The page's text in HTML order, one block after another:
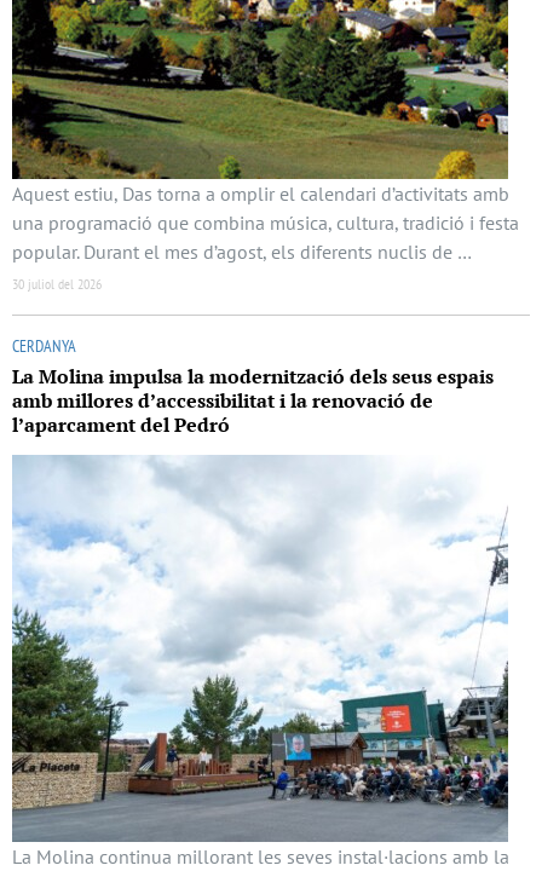
Aquest estiu, Das torna a omplir el calendari d’activitats amb
una programació que combina música, cultura, tradició i festa
popular. Durant el mes d’agost, els diferents nuclis de …
30 juliol del 2026
CERDANYA
La Molina impulsa la modernització dels seus espais
amb millores d’accessibilitat i la renovació de
l’aparcament del Pedró
La Molina continua millorant les seves instal·lacions amb la